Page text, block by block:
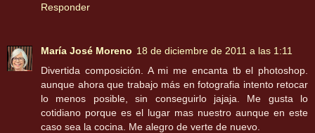
Responder
María José Moreno 18 de diciembre de 2011 a las 1:11
Divertida composición. A mi me encanta tb el photoshop.
aunque ahora que trabajo más en fotografia intento retocar
lo menos posible, sin conseguirlo jajaja. Me gusta lo
cotidiano porque es el lugar mas nuestro aunque en este
caso sea la cocina. Me alegro de verte de nuevo.